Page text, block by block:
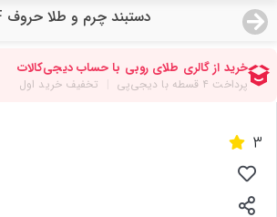
دستبند چرم و طلا حروف F
منو
صفحه اصلی
دسته بندی محصولات
نمایندگی ها
3